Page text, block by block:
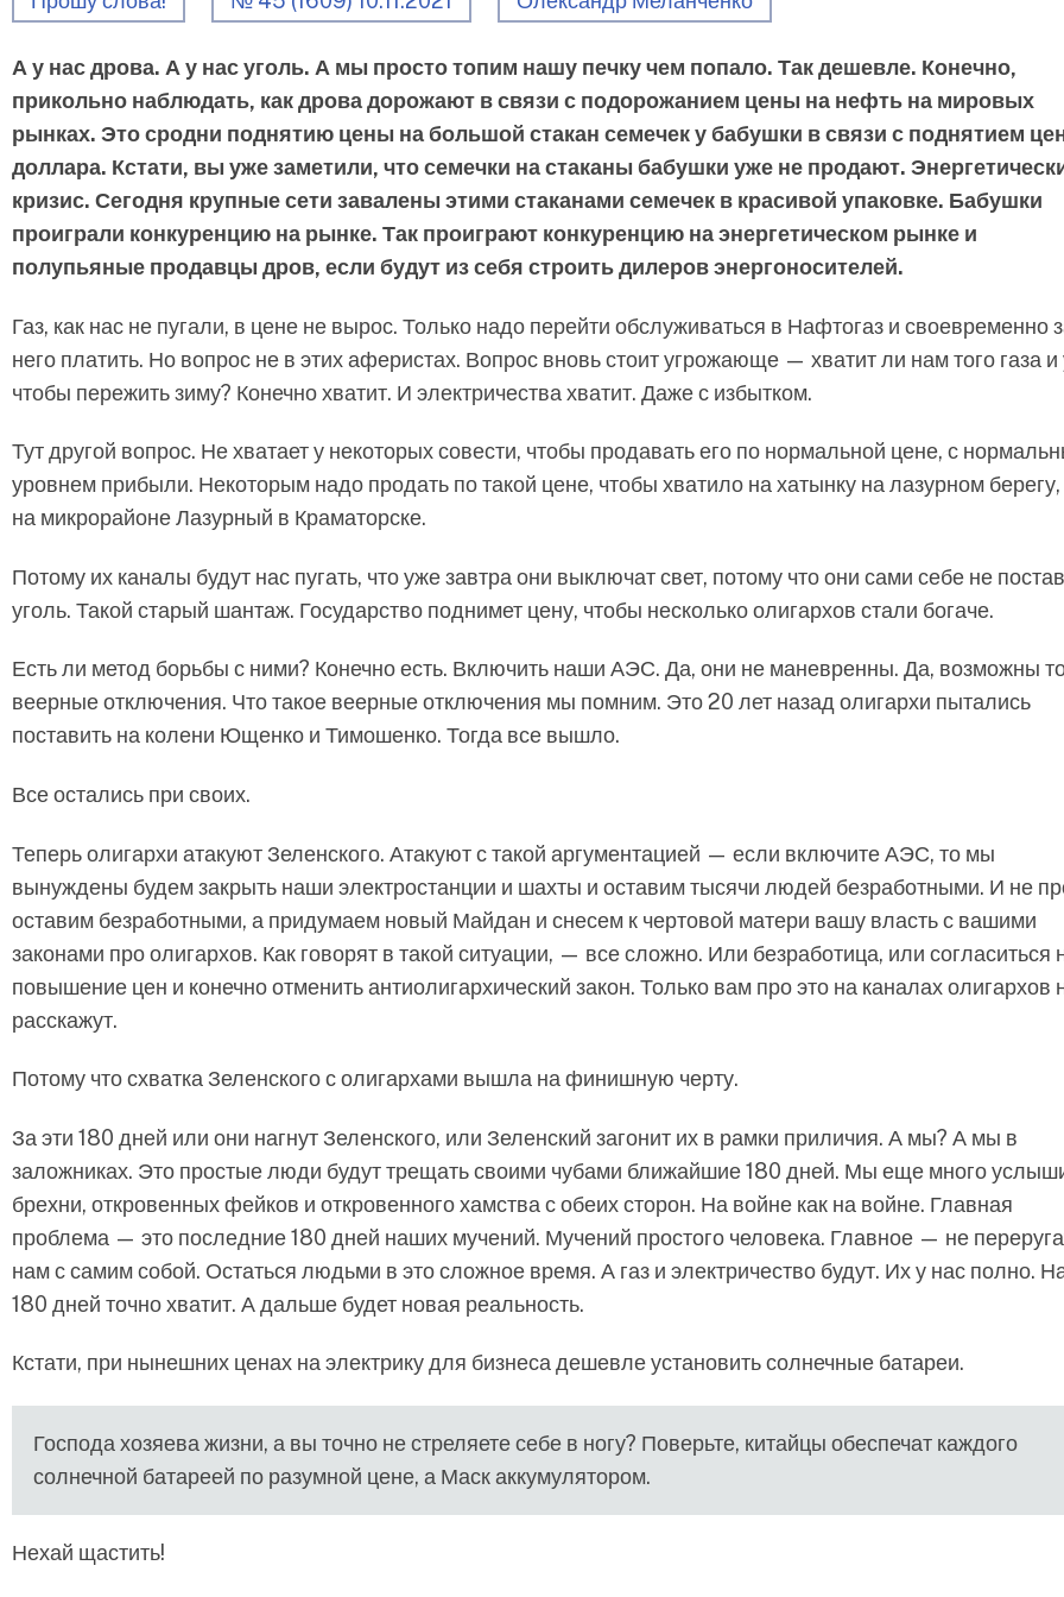
А у нас дрова. А у нас уголь. А мы просто топим нашу печку чем попало. Так дешевле. Конечно,
прикольно наблюдать, как дрова дорожают в связи с подорожанием цены на нефть на мировых
рынках. Это сродни поднятию цены на большой стакан семечек у бабушки в связи с поднятием
доллара. Кстати, вы уже заметили, что семечки на стаканы бабушки уже не продают.
кризис. Сегодня крупные сети завалены этими стаканами семечек в красивой упаковке. Бабушки
проиграли конкуренцию на рынке. Так проиграют конкуренцию на энергетическом рынке и
полупьяные продавцы дров, если будут из себя строить дилеров энергоносителей.
Газ, как нас не пугали, в цене не вырос. Только надо перейти обслуживаться в Нафтогаз и своевременно
него платить. Но вопрос не в этих аферистах. Вопрос вновь стоит угрожающе — хватит ли нам того газа и
чтобы пережить зиму? Конечно хватит. И электричества хватит. Даже с избытком.
Тут другой вопрос. Не хватает у некоторых совести, чтобы продавать его по нормальной цене, с
уровнем прибыли. Некоторым надо продать по такой цене, чтобы хватило на хатынку на лазурном
на микрорайоне Лазурный в Краматорске.
Потому их каналы будут нас пугать, что уже завтра они выключат свет, потому что они сами себе не
уголь. Такой старый шантаж. Государство поднимет цену, чтобы несколько олигархов стали богаче.
Есть ли метод борьбы с ними? Конечно есть. Включить наши АЭС. Да, они не маневренны. Да, возможны
веерные отключения. Что такое веерные отключения мы помним. Это 20 лет назад олигархи пытались
поставить на колени Ющенко и Тимошенко. Тогда все вышло.
Все остались при своих.
Теперь олигархи атакуют Зеленского. Атакуют с такой аргументацией — если включите АЭС, то мы
вынуждены будем закрыть наши электростанции и шахты и оставим тысячи людей безработными. И не
оставим безработными, а придумаем новый Майдан и снесем к чертовой матери вашу власть с вашими
законами про олигархов. Как говорят в такой ситуации, — все сложно. Или безработица, или согласиться
повышение цен и конечно отменить антиолигархический закон. Только вам про это на каналах олигархов
расскажут.
Потому что схватка Зеленского с олигархами вышла на финишную черту.
За эти 180 дней или они нагнут Зеленского, или Зеленский загонит их в рамки приличия. А мы? А мы в
заложниках. Это простые люди будут трещать своими чубами ближайшие 180 дней. Мы еще много
брехни, откровенных фейков и откровенного хамства с обеих сторон. На войне как на войне. Главная
проблема — это последние 180 дней наших мучений. Мучений простого человека. Главное — не
нам с самим собой. Остаться людьми в это сложное время. А газ и электричество будут. Их у нас полно.
180 дней точно хватит. А дальше будет новая реальность.
Кстати, при нынешних ценах на электрику для бизнеса дешевле установить солнечные батареи.
Господа хозяева жизни, а вы точно не стреляете себе в ногу? Поверьте, китайцы обеспечат каждого
солнечной батареей по разумной цене, а Маск аккумулятором.
Нехай щастить!